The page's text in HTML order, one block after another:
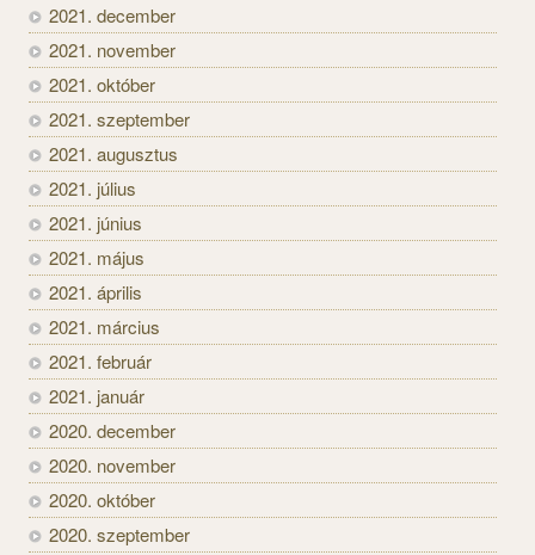
2021. december
2021. november
2021. október
2021. szeptember
2021. augusztus
2021. július
2021. június
2021. május
2021. április
2021. március
2021. február
2021. január
2020. december
2020. november
2020. október
2020. szeptember